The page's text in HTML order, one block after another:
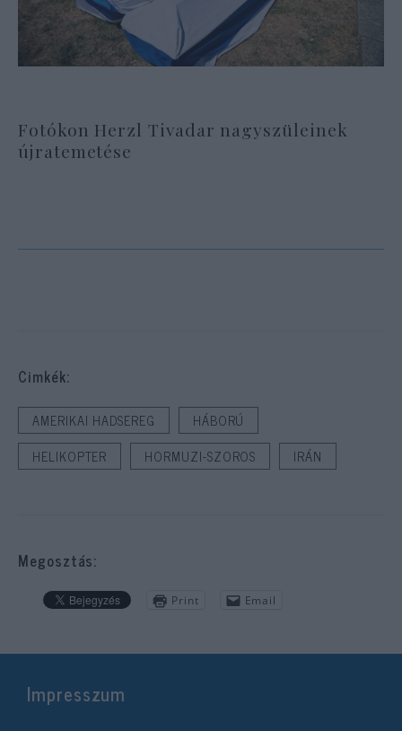
Fotókon Herzl Tivadar nagyszüleinek
újratemetése
Cimkék:
AMERIKAI HADSEREG
HÁBORÚ
HELIKOPTER
HORMUZI-SZOROS IRÁN
Megosztás:
Print Email
Impresszum